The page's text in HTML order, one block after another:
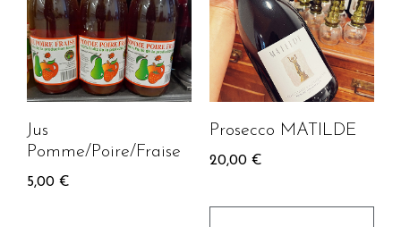
Jus
Pomme/Poire/Fraise
5,00 €
Prosecco MATILDE
20,00 €